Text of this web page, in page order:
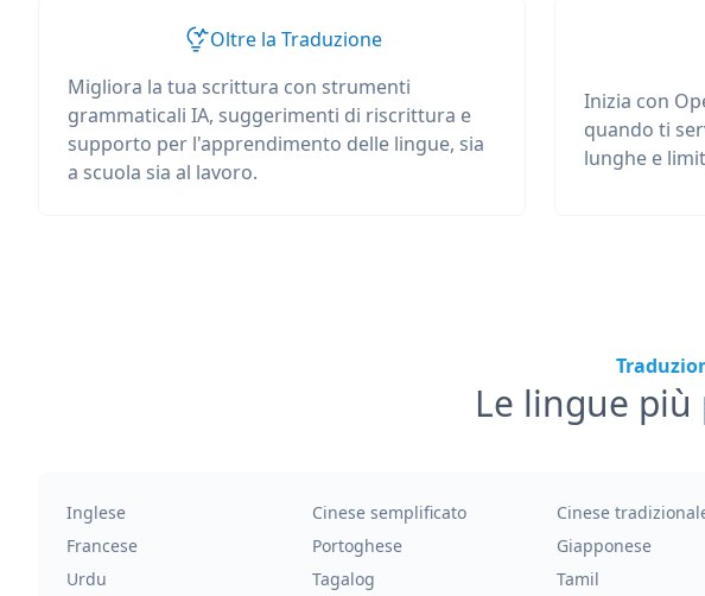
Oltre la Traduzione
Migliora la tua scrittura con strumenti
grammaticali IA, suggerimenti di riscrittura e
supporto per l'apprendimento delle lingue, sia
a scuola sia al lavoro.
Inizia con
quando ti
lunghe e
Le lingue
Inglese Cinese semplificato Cinese
Francese
Portoghese Giapponese
Urdu
Tagalog Tamil